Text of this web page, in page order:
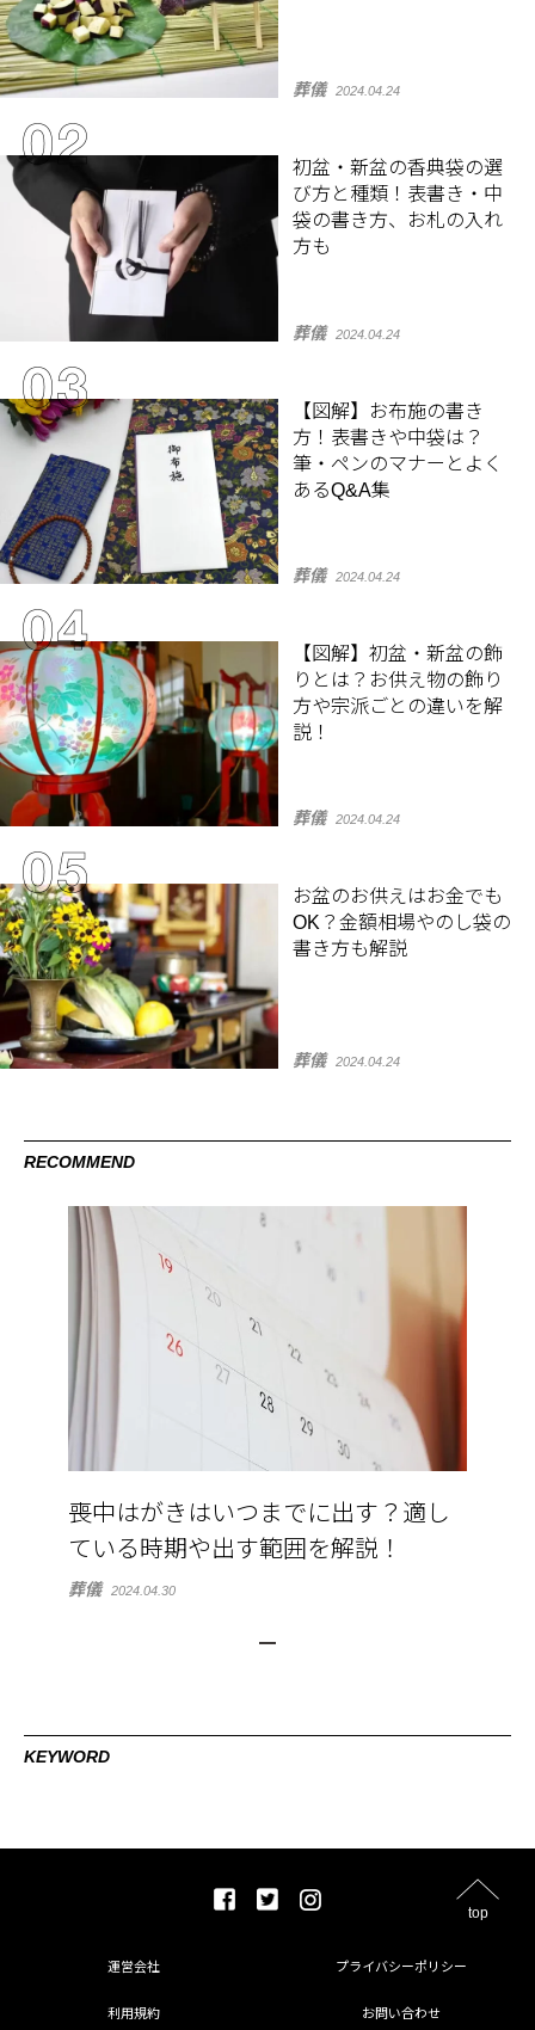
葬儀 2024.04.24
初盆・新盆の香典袋の選
び方と種類！表書き・中
袋の書き方、お札の入れ
方も
葬儀 2024.04.24
【図解】お布施の書き
方！表書きや中袋は？
筆・ペンのマナーとよく
あるQ&A集
葬儀 2024.04.24
【図解】初盆・新盆の飾
りとは？お供え物の飾り
方や宗派ごとの違いを解
説！
葬儀 2024.04.24
お盆のお供えはお金でも
OK？金額相場やのし袋の
書き方も解説
葬儀 2024.04.24
RECOMMEND
喪中はがきはいつまでに出す？適し
ている時期や出す範囲を解説！
葬儀 2024.04.30
KEYWORD
top
運営会社 プライバシーポリシー
利用規約 お問い合わせ